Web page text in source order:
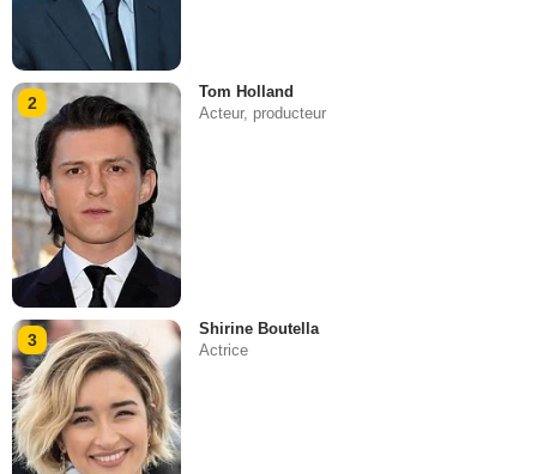
2
Tom Holland
Acteur, producteur
3
Shirine Boutella
Actrice